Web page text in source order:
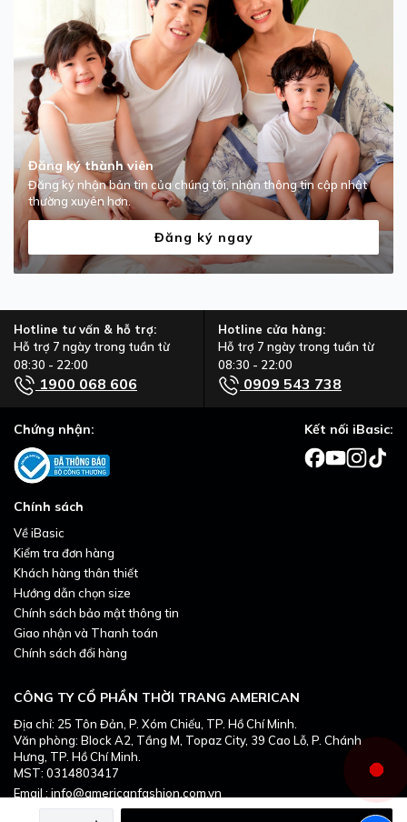
Đăng ký thành viên
Đăng ký nhận bản tin của chúng tôi, nhận thông tin cập nhật
thường xuyên hơn.
Đăng ký ngay
Hotline tư vấn & hỗ trợ:
Hỗ trợ 7 ngày trong tuần từ
08:30 - 22:00
1900 068 606
Hotline cửa hàng:
Hỗ trợ 7 ngày trong tuần từ
08:30 - 22:00
0909 543 738
CÔNG TY CỔ PHẦN THỜI TRANG AMERICAN
Địa chỉ: 25 Tôn Đản, P. Xóm Chiếu, TP. Hồ Chí Minh.
Văn phòng: Block A2, Tầng M, Topaz City, 39 Cao Lỗ, P. Chánh
Hưng, TP. Hồ Chí Minh.
MST: 0314803417
Email : info@americanfashion.com.vn
Chính sách
Về iBasic
Kiểm tra đơn hàng
Khách hàng thân thiết
Hướng dẫn chọn size
Chính sách bảo mật thông tin
Giao nhận và Thanh toán
Chính sách đổi hàng
Chứng nhận: Kết nối iBasic: